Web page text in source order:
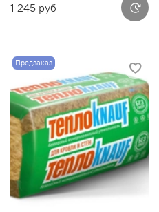
1 245 руб
Предзаказ